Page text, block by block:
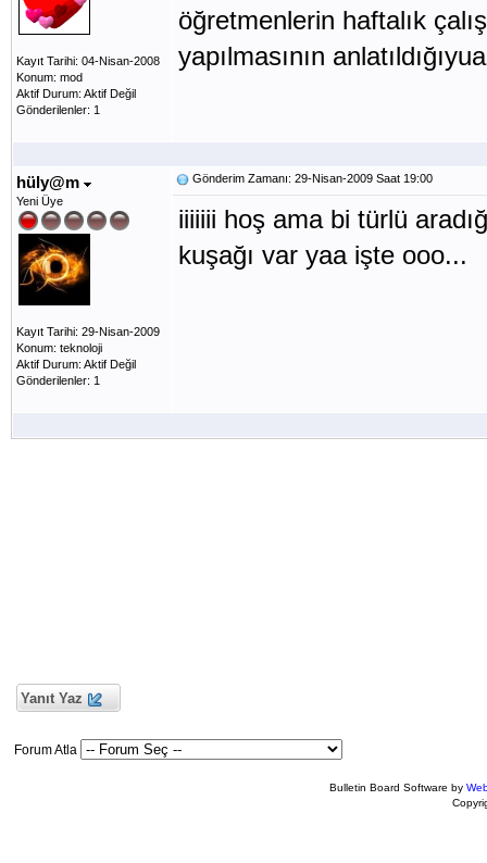
Kayıt Tarihi: 04-Nisan-2008
Konum: mod
Aktif Durum: Aktif Değil
Gönderilenler: 1
öğretmenlerin haftalık
yapılmasının
hüly@m
Yeni Üye
Kayıt Tarihi: 29-Nisan-2009
Konum: teknoloji
Aktif Durum: Aktif Değil
Gönderilenler: 1
Gönderim Zamanı: 29-Nisan-2009 Saat 19:00
iiiiiii hoş ama bi türlü
kuşağı var yaa işte ooo...
Yanıt Yaz
Forum Atla
Bulletin Board Software by